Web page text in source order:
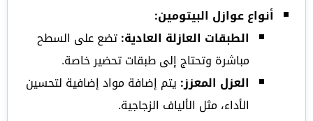
أنواع عوازل البيتومين:
الطبقات العازلة العادية:تضع على السطح
مباشرة وتحتاج إلى طبقات تحضير خاصة.
العزل المعزز: يتم إضافة مواد إضافية لتحسين
الأداء، مثل الألياف الزجاجية.